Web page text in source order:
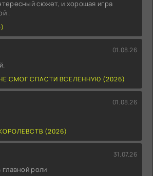
сюжет, и хорошая игра
.
01.08.26
СМОГ СПАСТИ ВСЕЛЕННУЮ (2026)
01.08.26
(2026)
31.07.26
роли